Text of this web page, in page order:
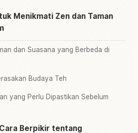
Menikmati Zen dan Taman
dan Suasana yang Berbeda di
Budaya Teh
yang Perlu Dipastikan Sebelum
Berpikir tentang